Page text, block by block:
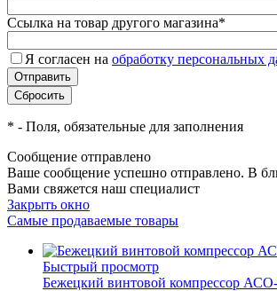
Ссылка на товар другого магазина*
Я согласен на обработку персональных
* - Поля, обязательные для заполнения
Сообщение отправлено
Ваше сообщение успешно отправлено. В
Вами свяжется наш специалист
Закрыть окно
Самые продаваемые товары
Быстрый просмотр
Бежецкий винтовой компрессор